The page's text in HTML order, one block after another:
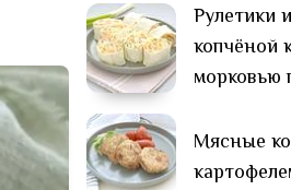
Рулетики
копчёной
морковью
Мясные